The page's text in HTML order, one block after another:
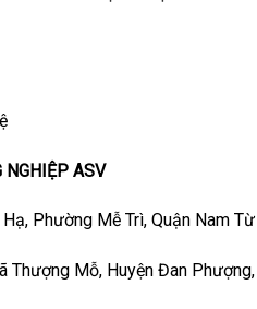
NGHIỆP ASV
Phường Mễ Trì, Quận Nam
Thượng Mỗ, Huyện Đan